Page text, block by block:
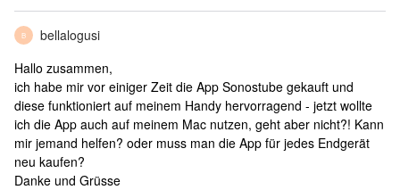
B
bellalogusi
Hallo zusammen,
ich habe mir vor einiger Zeit die App Sonostube gekauft und
diese funktioniert auf meinem Handy hervorragend - jetzt wollte
ich die App auch auf meinem Mac nutzen, geht aber nicht?! Kann
mir jemand helfen? oder muss man die App für jedes Endgerät
neu kaufen?
Danke und Grüsse